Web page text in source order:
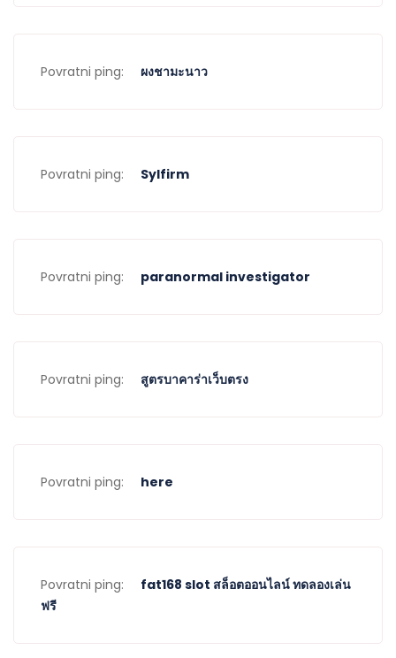
Povratni ping: ผงชามะนาว
Povratni ping: Sylfirm
Povratni ping: paranormal investigator
Povratni ping: สูตรบาคาร่าเว็บตรง
Povratni ping: here
Povratni ping:
fat168 slot สล็อตออนไลน์ ทดลองเล่น
ฟรี